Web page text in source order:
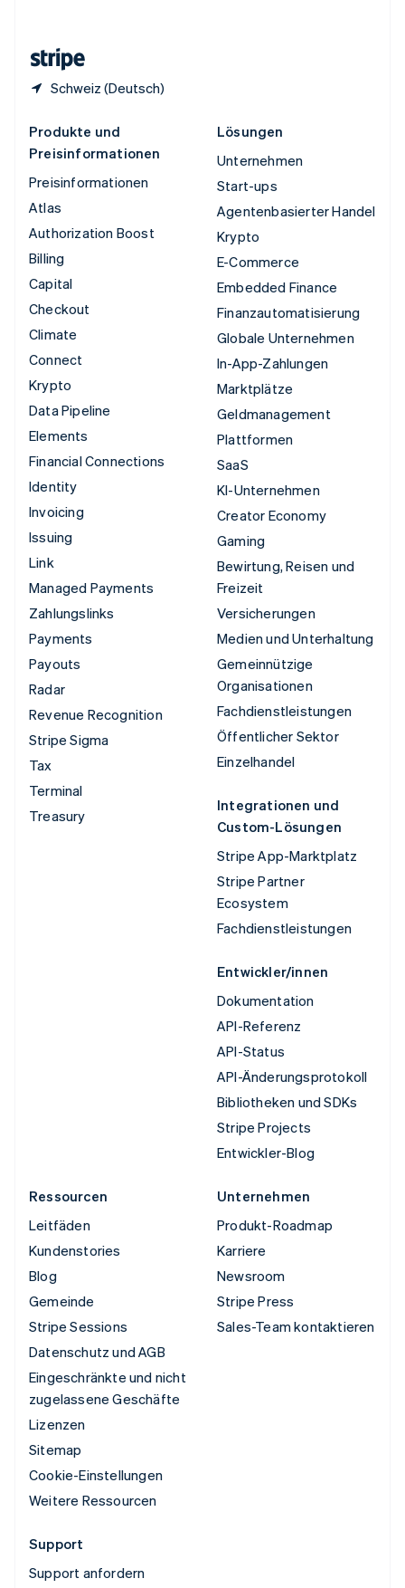
Schweiz (Deutsch)
Produkte und
Preisinformationen
Preisinformationen
Atlas
Authorization Boost
Billing
Capital
Checkout
Climate
Connect
Krypto
Data Pipeline
Elements
Financial Connections
Identity
Invoicing
Issuing
Link
Managed Payments
Zahlungslinks
Payments
Payouts
Radar
Revenue Recognition
Stripe Sigma
Tax
Terminal
Treasury
Lösungen
Unternehmen
Start-ups
Agentenbasierter Handel
Krypto
E-Commerce
Embedded Finance
Finanzautomatisierung
Globale Unternehmen
In-App-Zahlungen
Marktplätze
Geldmanagement
Plattformen
SaaS
KI-Unternehmen
Creator Economy
Gaming
Bewirtung, Reisen und
Freizeit
Versicherungen
Medien und Unterhaltung
Gemeinnützige
Organisationen
Fachdienstleistungen
Öffentlicher Sektor
Einzelhandel
Integrationen und
Custom-Lösungen
Stripe App-Marktplatz
Stripe Partner
Ecosystem
Fachdienstleistungen
Entwickler/innen
Dokumentation
API-Referenz
API-Status
API-Änderungsprotokoll
Bibliotheken und SDKs
Stripe Projects
Entwickler-Blog
Ressourcen
Leitfäden
Kundenstories
Blog
Gemeinde
Stripe Sessions
Datenschutz und AGB
Eingeschränkte und nicht
zugelassene Geschäfte
Lizenzen
Sitemap
Cookie-Einstellungen
Weitere Ressourcen
Unternehmen
Produkt-Roadmap
Karriere
Newsroom
Stripe Press
Sales-Team kontaktieren
Support
Support anfordern